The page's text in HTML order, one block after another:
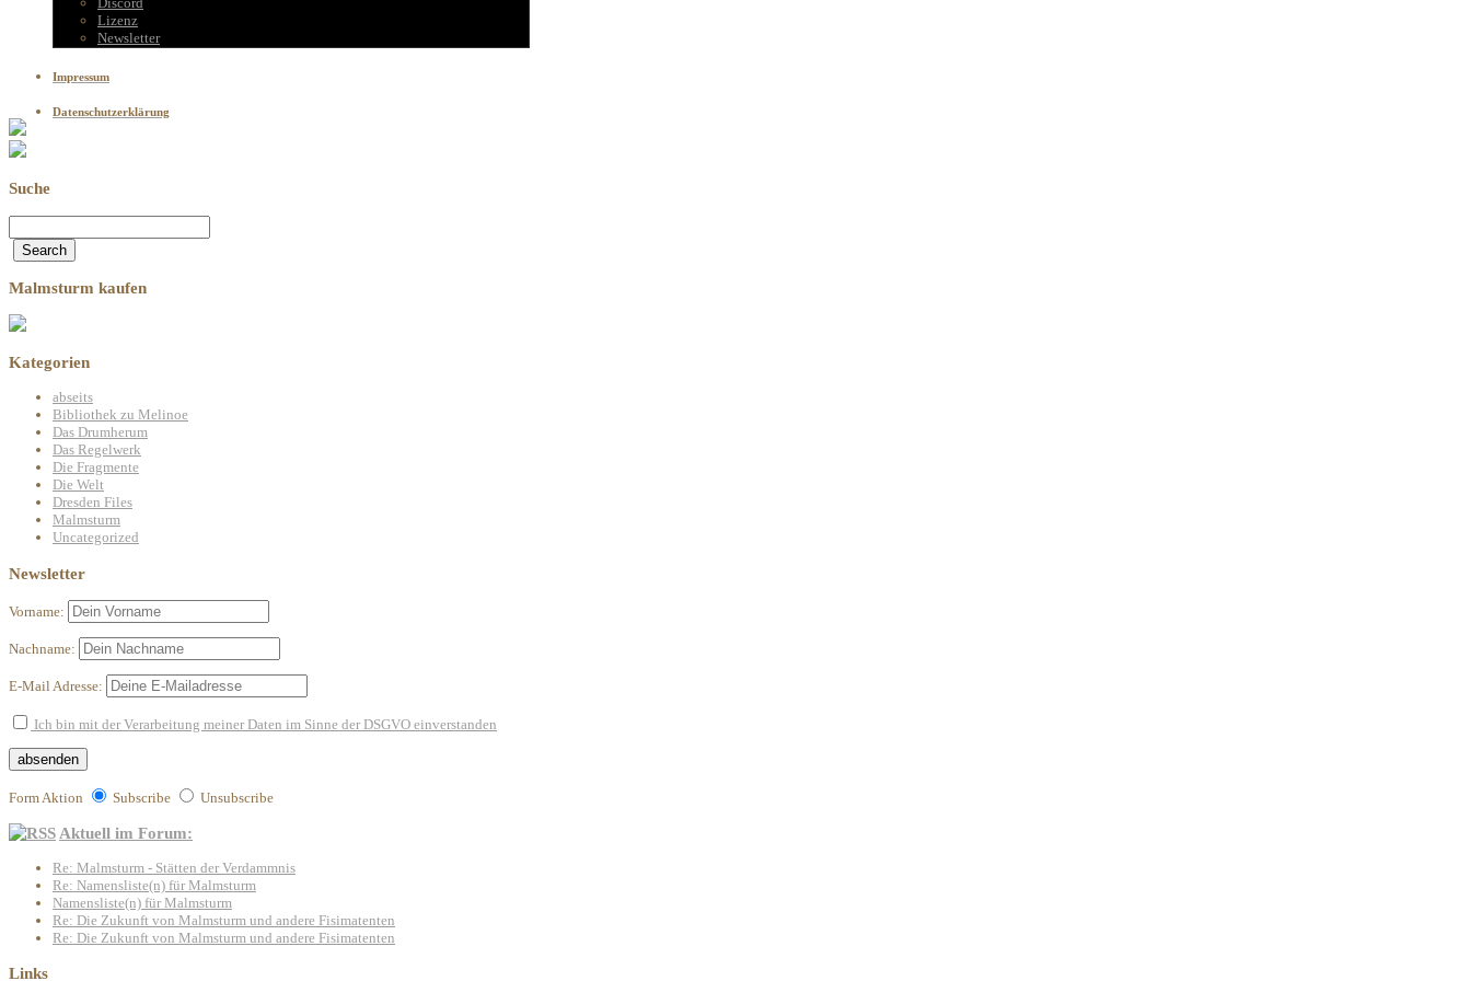
Lizenz
Newsletter
Impressum
Datenschutzerklärung
Suche
Malmsturm kaufen
Kategorien
abseits
Bibliothek zu Melinoe
Das Drumherum
Das Regelwerk
Die Fragmente
Die Welt
Dresden Files
Malmsturm
Uncategorized
Newsletter
Vorname:
Nachname:
E-Mail Adresse:
Ich bin mit der Verarbeitung meiner Daten im Sinne der DSGVO einverstanden
Form Aktion Subscribe Unsubscribe
Aktuell im Forum:
Re: Malmsturm - Stätten der Verdammnis
Re: Namensliste(n) für Malmsturm
Namensliste(n) für Malmsturm
Re: Die Zukunft von Malmsturm und andere Fisimatenten
Re: Die Zukunft von Malmsturm und andere Fisimatenten
Links